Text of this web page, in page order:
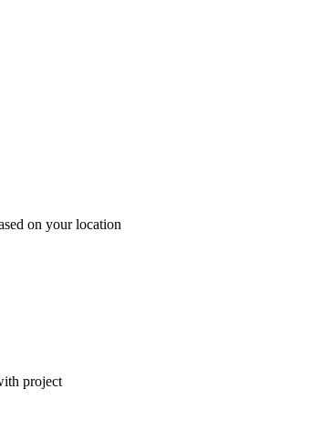
on your location
project